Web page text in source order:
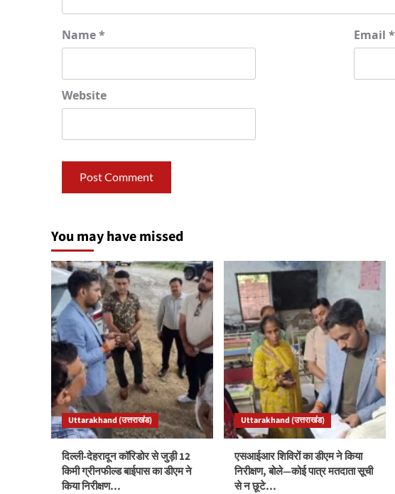
Name* Email*
Website
You may have missed
Uttarakhand (उत्तराखंड)
दिल्ली-देहरादून कॉरिडोर से जुड़ी 12
किमी ग्रीनफील्ड बाईपास का डीएम ने
किया निरीक्षण…
Uttarakhand (उत्तराखंड)
एसआईआर शिविरों का डीएम ने किया
निरीक्षण, बोले—कोई पात्र मतदाता सूची
से न छूटे…